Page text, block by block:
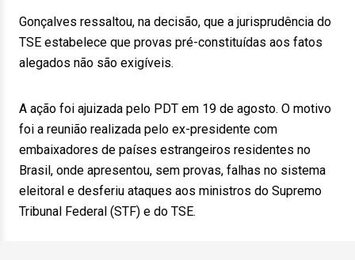
Gonçalves ressaltou, na decisão, que a jurisprudência do
TSE estabelece que provas pré-constituídas aos fatos
alegados não são exigíveis.
A ação foi ajuizada pelo PDT em 19 de agosto. O motivo
foi a reunião realizada pelo ex-presidente com
embaixadores de países estrangeiros residentes no
Brasil, onde apresentou, sem provas, falhas no sistema
eleitoral e desferiu ataques aos ministros do Supremo
Tribunal Federal (STF) e do TSE.